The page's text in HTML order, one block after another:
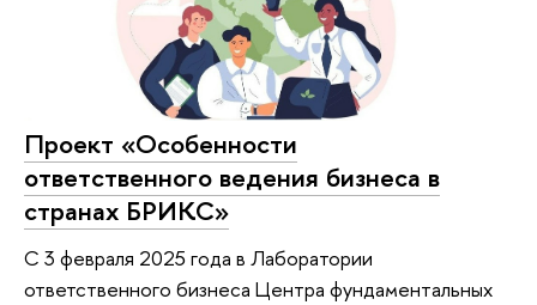
Проект «Особенности
ответственного ведения бизнеса в
странах БРИКС»
С 3 февраля 2025 года в Лаборатории
ответственного бизнеса Центра фундаментальных